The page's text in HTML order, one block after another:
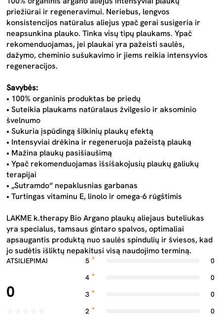
priežiūrai ir regeneravimui. Neriebus, lengvos
konsistencijos natūralus aliejus ypač gerai susigeria ir
neapsunkina plauko. Tinka visų tipų plaukams. Ypač
rekomenduojamas, jei plaukai yra pažeisti saulės,
dažymo, cheminio sušukavimo ir jiems reikia intensyvios
regeneracijos.
Savybės:
• 100% organinis produktas be priedų
• Suteikia plaukams natūralaus žvilgesio ir aksominio
švelnumo
• Sukuria įspūdingą šilkinių plaukų efektą
• Intensyviai drėkina ir regeneruoja pažeistą plauką
• Mažina plaukų pasišiaušimą
• Ypač rekomenduojamas išsišakojusių plaukų galiukų
terapijai
• „Sutramdo“ nepaklusnias garbanas
• Turtingas vitaminu E, linolo ir omega-6 rūgštimis
LAKME k.therapy Bio Argano plaukų aliejaus buteliukas
yra specialus, tamsaus gintaro spalvos, optimaliai
apsaugantis produktą nuo saulės spindulių ir šviesos, kad
jo sudėtis išliktų nepakitusi visą naudojimo terminą.
ATSILIEPIMAI
0
5
0
4
0
3
0
2
0